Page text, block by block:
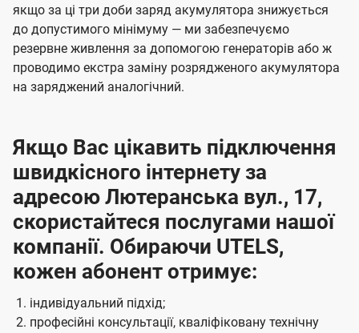
якщо за ці три доби заряд акумулятора знижується
до допустимого мінімуму — ми забезпечуємо
резервне живлення за допомогою генераторів або ж
проводимо екстра заміну розрядженого акумулятора
на заряджений аналогічний.
Якщо Вас цікавить підключення
швидкісного інтернету за
адресою Лютеранська вул., 17,
скористайтеся послугами нашої
компанії. Обираючи UTELS,
кожен абонент отримує:
індивідуальний підхід;
професійні консультації, кваліфіковану технічну